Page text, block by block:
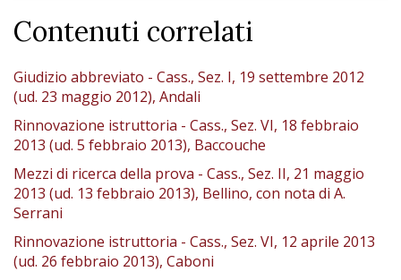
Contenuti correlati
Giudizio abbreviato - Cass., Sez. I, 19 settembre 2012
(ud. 23 maggio 2012), Andali
Rinnovazione istruttoria - Cass., Sez. VI, 18 febbraio
2013 (ud. 5 febbraio 2013), Baccouche
Mezzi di ricerca della prova - Cass., Sez. II, 21 maggio
2013 (ud. 13 febbraio 2013), Bellino, con nota di A.
Serrani
Rinnovazione istruttoria - Cass., Sez. VI, 12 aprile 2013
(ud. 26 febbraio 2013), Caboni